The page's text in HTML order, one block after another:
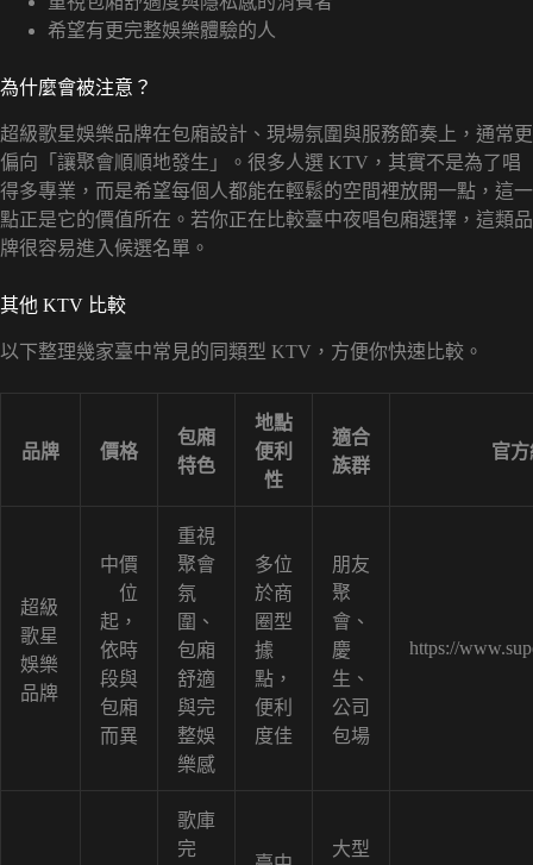
希望有更完整娛樂體驗的人
為什麼會被注意？
超級歌星娛樂品牌在包廂設計、現場氛圍與服務節奏上，通常更
偏向「讓聚會順順地發生」。很多人選 KTV，其實不是為了唱
得多專業，而是希望每個人都能在輕鬆的空間裡放開一點，這一
點正是它的價值所在。若你正在比較臺中夜唱包廂選擇，這類品
牌很容易進入候選名單。
其他 KTV 比較
以下整理幾家臺中常見的同類型 KTV，方便你快速比較。
品牌 價格
包廂
特色
地點
便利
性
適合
族群
官
超級
歌星
娛樂
品牌
中價
位
起，
依時
段與
包廂
而異
重視
聚會
氛
圍、
包廂
舒適
與完
整娛
樂感
多位
於商
圈型
據
點，
便利
度佳
朋友
聚
會、
慶
生、
公司
包場
https://
歌庫
完
大型